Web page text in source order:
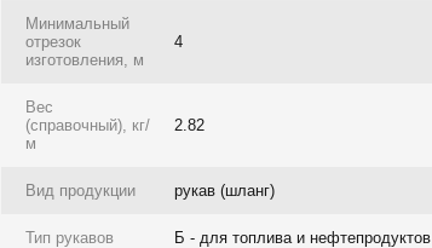
Минимальный
отрезок
изготовления, м
4
Вес
(справочный), кг/
м
2.82
Вид продукции рукав (шланг)
Тип рукавов Б - для топлива и нефтепродуктов